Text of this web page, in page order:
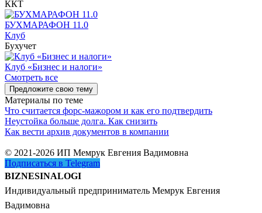
ККТ
БУХМАРАФОН 11.0
Клуб
Бухучет
Клуб «Бизнес и налоги»
Смотреть все
Предложите свою тему
Материалы по теме
Что считается форс-мажором и как его подтвердить
Неустойка больше долга. Как снизить
Как вести архив документов в компании
© 2021-2026 ИП Мемрук Евгения Вадимовна
Подписаться в Telegram
BIZNESINALOGI
Индивидуальный предприниматель Мемрук Евгения
Вадимовна